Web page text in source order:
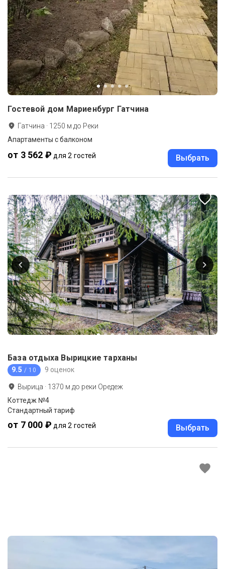
Гостевой дом Мариенбург Гатчина
Гатчина · 1250 м до Реки
Апартаменты с балконом
от 3 562 ₽ для 2 гостей Выбрать
База отдыха Вырицкие тарханы
9.5 / 10 9 оценок
Вырица · 1370 м до реки Оредеж
Коттедж №4
Стандартный тариф
от 7 000 ₽ для 2 гостей Выбрать